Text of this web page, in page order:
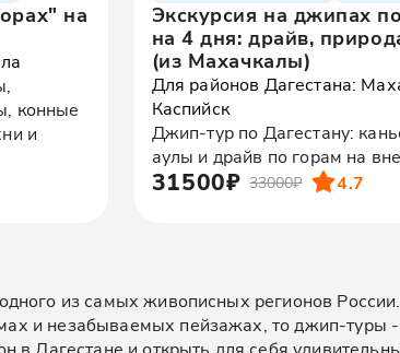
на
конные
и
Экскурсия на джипах
на 4 дня: драйв,
(из Махачкалы)
Для районов Дагестана:
Каспийск
Джип-тур по Дагестану:
аулы и драйв по горам на
31500₽ 33000₽ 4.7
из самых живописных регионов
и незабываемых пейзажах, то джип-туры
Дагестане и открыть для себя